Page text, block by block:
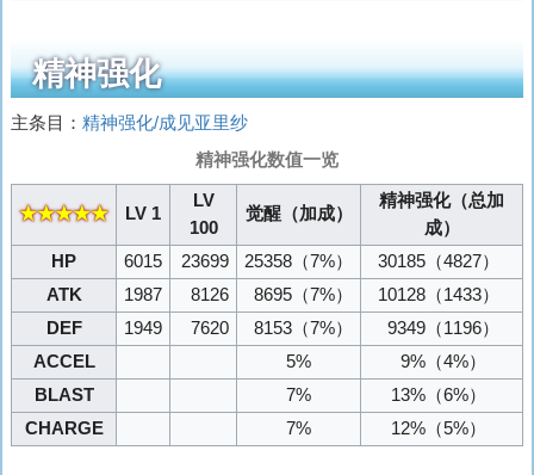
精神强化
主条目： 精神强化/成见亚里纱
精神强化数值一览
★★★★★ LV 1
LV
100
觉醒（加成）
精神强化（总加
成）
HP
6015 23699 25358 （7%） 30185 （4827）
ATK
1987 8126 8695 （7%） 10128 （1433）
DEF
1949 7620 8153 （7%） 9349 （1196）
ACCEL
5% 9% （4%）
BLAST
7% 13% （6%）
CHARGE
7% 12% （5%）